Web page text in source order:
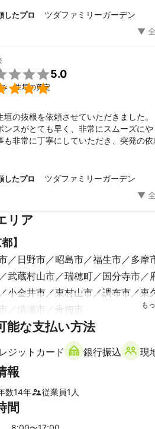
したプロ ツダファミリーガーデン
5.0
・生垣の剪定
垣の抜根を依頼させていただきました。
ンスがとても早く、非常にスムーズに
も非常に丁寧にしていただき、突発の
したプロ ツダファミリーガーデン
リア
】
日野市 昭島市 福生市 多摩
武蔵村山市 瑞穂町 国分寺市
小金井市 東村山市 調布市 東
清瀬市 青梅市
県】
座間市 大和市
能な支払い方法
ジットカード 銀行振込 現
報
数14年 従業員1 人
間